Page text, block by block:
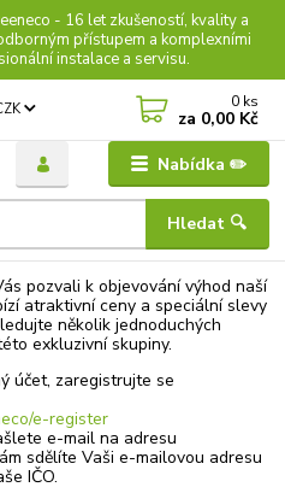
- 16 let zkušeností, kvality a
přístupem a komplexními
instalace a servisu.
Nabídka ✏️
Hledat 🔍
0 ks
za 0,00 Kč
pozvali k objevování výhod naší
atraktivní ceny a speciální slevy
několik jednoduchých
exkluzivní skupiny.
účet, zaregistrujte se
e-register
e-mail na adresu
sdělíte Vaši e-mailovou adresu
IČO.